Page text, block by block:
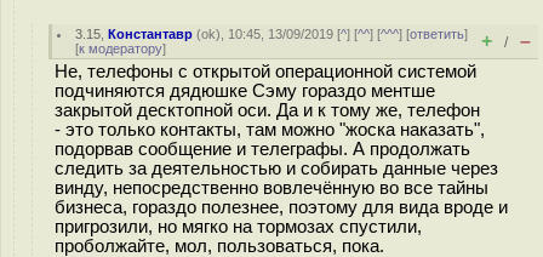
3.15 ,Константавр (ok), 10:45, 13/09/2019 [^] [^^] [^^^] [ответить]
[к модератору] + / –
Не, телефоны с открытой операционной системой
подчиняются дядюшке Сэму гораздо ментше
закрытой десктопной оси. Да и к тому же, телефон
- это только контакты, там можно "жоска наказать",
подорвав сообщение и телеграфы. А продолжать
следить за деятельностью и собирать данные через
винду, непосредственно вовлечённую во все тайны
бизнеса, гораздо полезнее, поэтому для вида вроде и
пригрозили, но мягко на тормозах спустили,
проболжайте, мол, пользоваться, пока.